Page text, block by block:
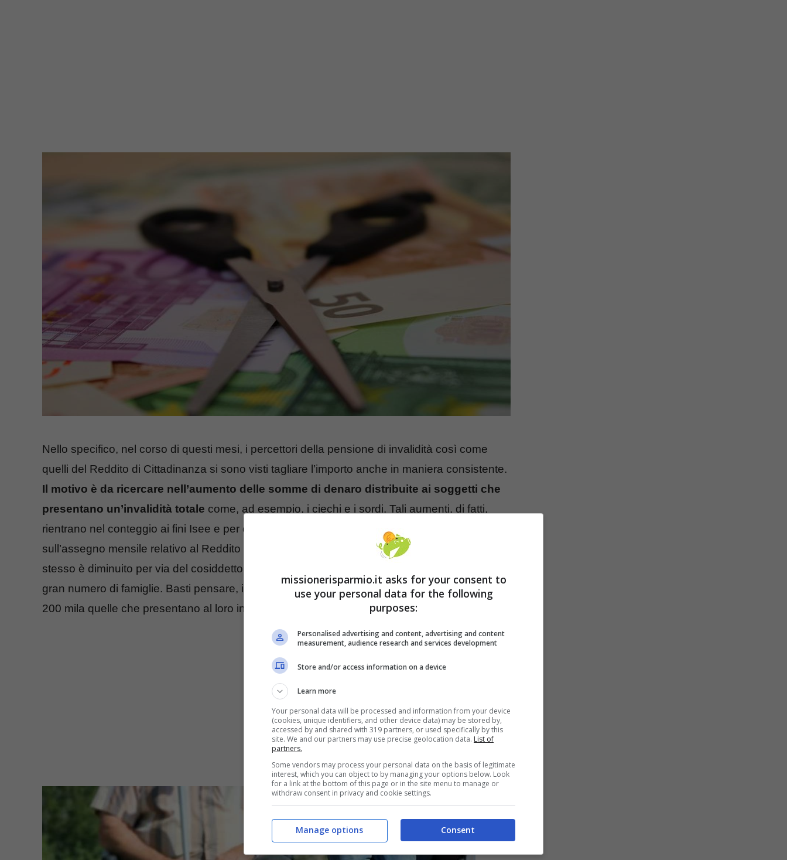
Nello specifico, nel corso di questi mesi, i percettori della pensione di invalidità così come
quelli del Reddito di Cittadinanza si sono visti tagliare l’importo anche in maniera consistente.
Il motivo è da ricercare nell’aumento delle somme di denaro distribuite ai soggetti che
presentano un’invalidità totale come, ad esempio, i ciechi e i sordi. Tali aumenti, di fatti,
rientrano nel conteggio ai fini Isee e per questo hanno determinato inevitabili effetti anche
sull’assegno mensile relativo al Reddito di Cittadinanza. In poche parole, l’importo dello
stesso è diminuito per via del cosiddetto
gran numero di famiglie. Basti pensare, infatti, che secondo i dati forniti dall’
Inps
, sono più di
200 mila quelle che presentano al loro interno persone con disabilità.
missionerisparmio.it asks for your consent to
use your personal data for the following
purposes:
Personalised advertising and content, advertising and content
measurement, audience research and services development
Store and/or access information on a device
Learn more
Your personal data will be processed and information from your device
(cookies, unique identifiers, and other device data) may be stored by,
accessed by and shared with 319 partners, or used specifically by this
site. We and our partners may use precise geolocation data. List of
partners.
Some vendors may process your personal data on the basis of legitimate
interest, which you can object to by managing your options below. Look
for a link at the bottom of this page or in the site menu to manage or
withdraw consent in privacy and cookie settings.
Consent
Manage options